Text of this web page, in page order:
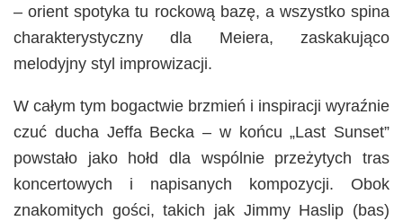
– orient spotyka tu rockową bazę, a wszystko spina
charakterystyczny dla Meiera, zaskakująco
melodyjny styl improwizacji.
W całym tym bogactwie brzmień i inspiracji wyraźnie
czuć ducha Jeffa Becka – w końcu „Last Sunset”
powstało jako hołd dla wspólnie przeżytych tras
koncertowych i napisanych kompozycji. Obok
znakomitych gości, takich jak Jimmy Haslip (bas)